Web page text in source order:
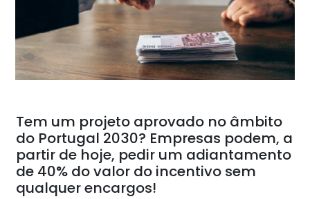
Tem um projeto aprovado no âmbito
do Portugal 2030? Empresas podem, a
partir de hoje, pedir um adiantamento
de 40% do valor do incentivo sem
qualquer encargos!